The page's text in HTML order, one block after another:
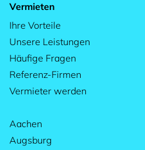
Vermieten
Ihre Vorteile
Unsere Leistungen
Häufige Fragen
Referenz-Firmen
Vermieter werden
Aachen
Augsburg